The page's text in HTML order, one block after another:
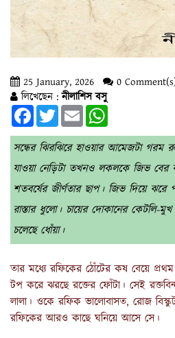
25 January, 2026 0
লিখেছেন :নীলাশিস বসু
FacebookTwitterEmail
সন্ধের ঝিরঝিরে হাওয়ার আমেজটা
যাওয়া নেড়িটা তখনও লকলকে জিভ বের
শতবর্ষের জীর্ণতার ছাপ। জিভ দিয়ে ঝরে
রাস্তার ধুলো। চায়ের দোকানের
চলেছে ধোঁয়া।
তার মধ্যে রফিকের ঠোঁটের কষ বেয়ে
টপ করে ঝরছে রক্তের ফোঁটা। সেই
লালা। ওকে রফিক ভালোবাসত, রোজ
রফিকের আরও কাছে ঘনিয়ে আসে সে।